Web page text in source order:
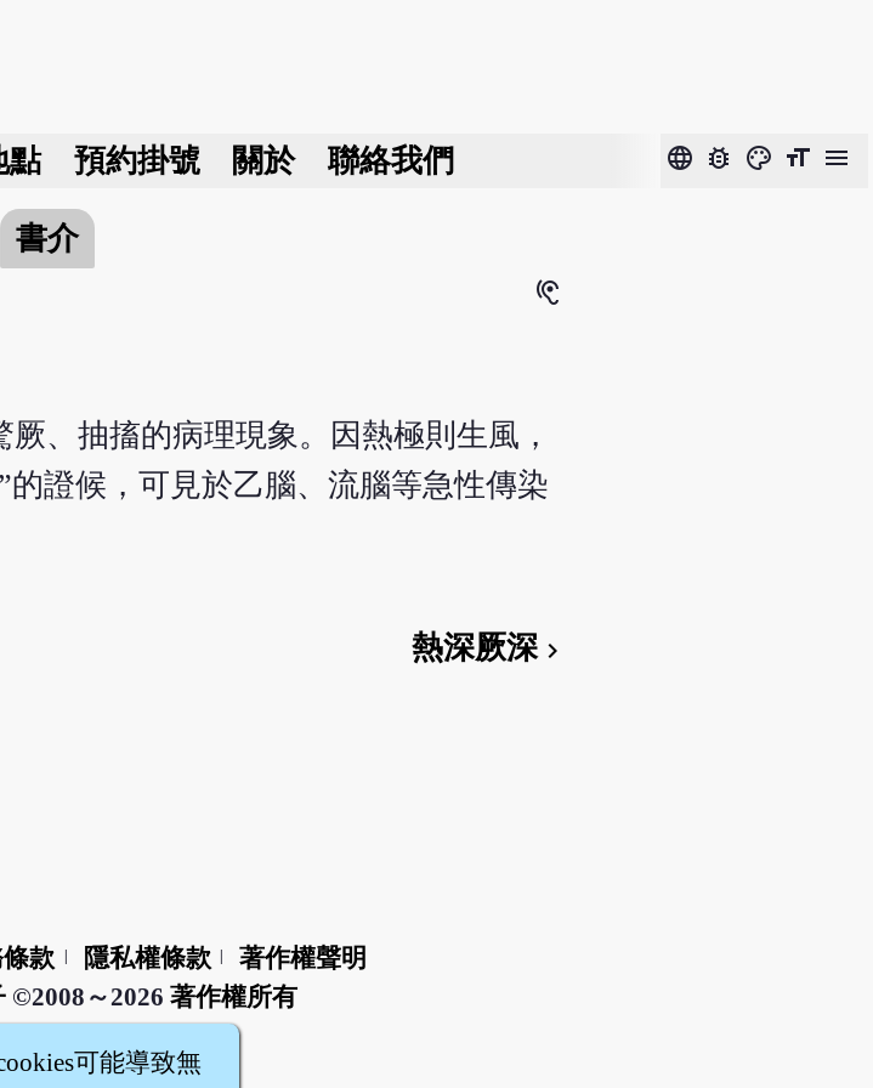
點 預約掛號 關於 聯絡我們 language bug_report color_lens format_size menu
書介
hearing
、抽搐的病理現象。因熱極則生風，
證候，可見於乙腦、流腦等急性傳染
熱深厥深chevron_right
款 隱私權條款
著作權聲明
©2008～2026 著作權所有
可能導致無